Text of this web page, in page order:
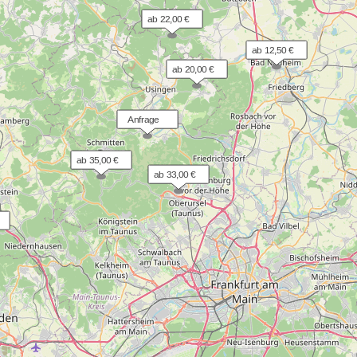
  Anfrage
ab 22,00 €
ab 35,00 €
ab 12,50 €
ab 33,00 €
ab 20,00 €